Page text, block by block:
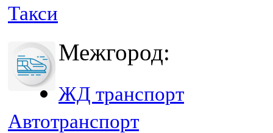
Такси
Межгород:
ЖД транспорт
Автотранспорт